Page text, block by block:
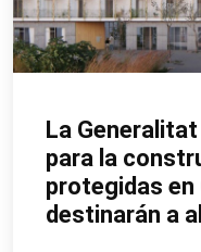
La
para la
protegidas en
destinarán a